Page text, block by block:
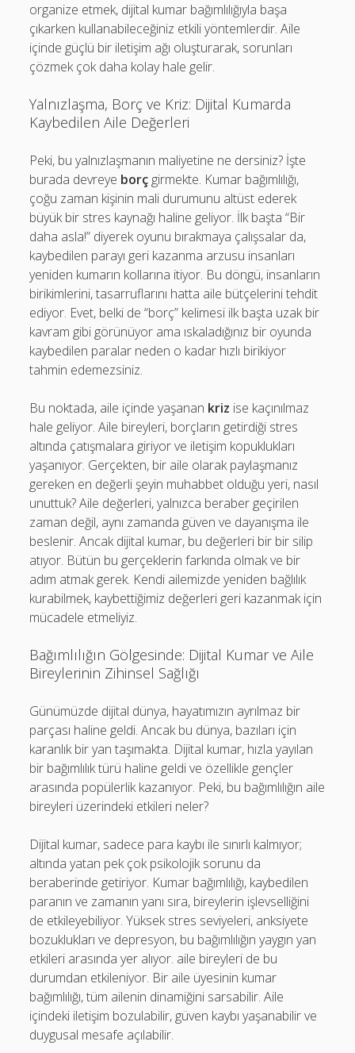
organize etmek, dijital kumar bağımlılığıyla başa
çıkarken kullanabileceğiniz etkili yöntemlerdir. Aile
içinde güçlü bir iletişim ağı oluşturarak, sorunları
çözmek çok daha kolay hale gelir.
Yalnızlaşma, Borç ve Kriz: Dijital Kumarda
Kaybedilen Aile Değerleri
Peki, bu yalnızlaşmanın maliyetine ne dersiniz? İşte
burada devreye borç girmekte. Kumar bağımlılığı,
çoğu zaman kişinin mali durumunu altüst ederek
büyük bir stres kaynağı haline geliyor. İlk başta “Bir
daha asla!” diyerek oyunu bırakmaya çalışsalar da,
kaybedilen parayı geri kazanma arzusu insanları
yeniden kumarın kollarına itiyor. Bu döngü, insanların
birikimlerini, tasarruflarını hatta aile bütçelerini tehdit
ediyor. Evet, belki de “borç” kelimesi ilk başta uzak bir
kavram gibi görünüyor ama ıskaladığınız bir oyunda
kaybedilen paralar neden o kadar hızlı birikiyor
tahmin edemezsiniz.
Bu noktada, aile içinde yaşanan kriz ise kaçınılmaz
hale geliyor. Aile bireyleri, borçların getirdiği stres
altında çatışmalara giriyor ve iletişim kopuklukları
yaşanıyor. Gerçekten, bir aile olarak paylaşmanız
gereken en değerli şeyin muhabbet olduğu yeri, nasıl
unuttuk? Aile değerleri, yalnızca beraber geçirilen
zaman değil, aynı zamanda güven ve dayanışma ile
beslenir. Ancak dijital kumar, bu değerleri bir bir silip
atıyor. Bütün bu gerçeklerin farkında olmak ve bir
adım atmak gerek. Kendi ailemizde yeniden bağlılık
kurabilmek, kaybettiğimiz değerleri geri kazanmak için
mücadele etmeliyiz.
Bağımlılığın Gölgesinde: Dijital Kumar ve Aile
Bireylerinin Zihinsel Sağlığı
Günümüzde dijital dünya, hayatımızın ayrılmaz bir
parçası haline geldi. Ancak bu dünya, bazıları için
karanlık bir yan taşımakta. Dijital kumar, hızla yayılan
bir bağımlılık türü haline geldi ve özellikle gençler
arasında popülerlik kazanıyor. Peki, bu bağımlılığın aile
bireyleri üzerindeki etkileri neler?
Dijital kumar, sadece para kaybı ile sınırlı kalmıyor;
altında yatan pek çok psikolojik sorunu da
beraberinde getiriyor. Kumar bağımlılığı, kaybedilen
paranın ve zamanın yanı sıra, bireylerin işlevselliğini
de etkileyebiliyor. Yüksek stres seviyeleri, anksiyete
bozuklukları ve depresyon, bu bağımlılığın yaygın yan
etkileri arasında yer alıyor. aile bireyleri de bu
durumdan etkileniyor. Bir aile üyesinin kumar
bağımlılığı, tüm ailenin dinamiğini sarsabilir. Aile
içindeki iletişim bozulabilir, güven kaybı yaşanabilir ve
duygusal mesafe açılabilir.